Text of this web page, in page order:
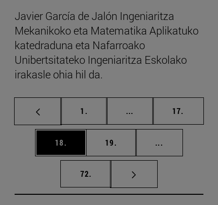
Javier García de Jalón Ingeniaritza
Mekanikoko eta Matematika Aplikatuko
katedraduna eta Nafarroako
Unibertsitateko Ingeniaritza Eskolako
irakasle ohia hil da.
1. ... Tarteko orrialdeak
17.
18. 19. ...
72.